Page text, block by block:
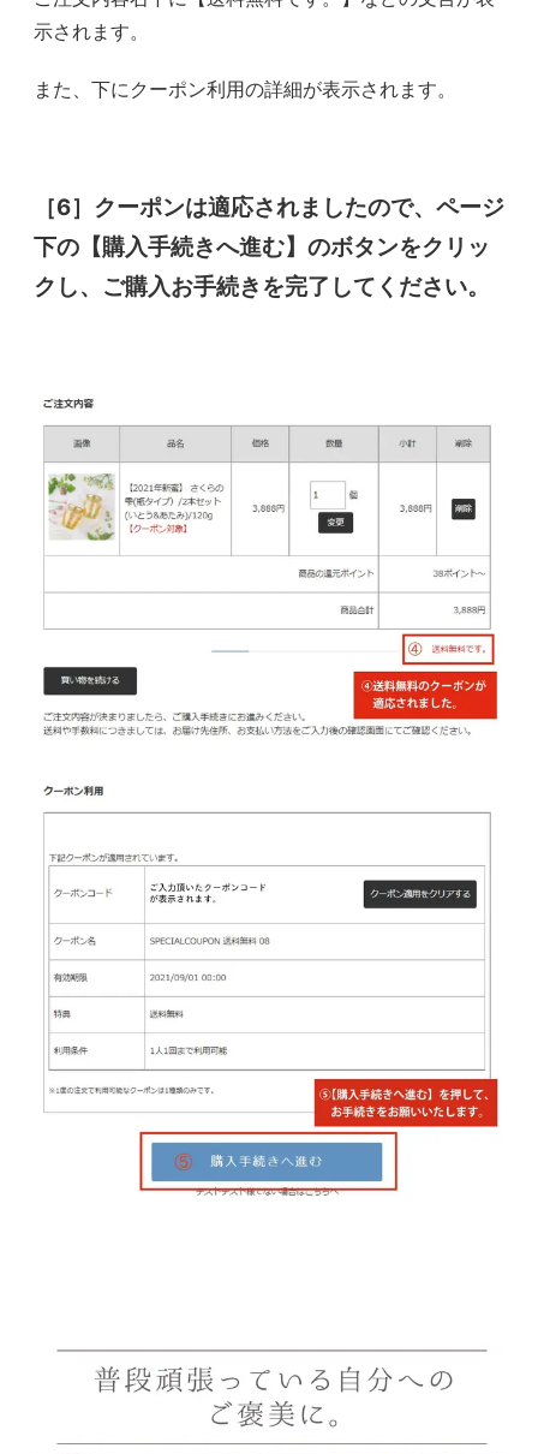
示されます。
また、下にクーポン利用の詳細が表示されます。
［6］クーポンは適応されましたので、ページ
下の【購入手続きへ進む】のボタンをクリッ
クし、ご購入お手続きを完了してください。